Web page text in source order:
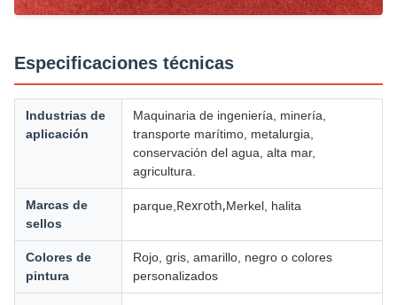
Especificaciones técnicas
Industrias de
aplicación
Maquinaria de ingeniería, minería,
transporte marítimo, metalurgia,
conservación del agua, alta mar,
agricultura.
Marcas de
sellos
parque, Rexroth,Merkel, halita
Colores de
pintura
Rojo, gris, amarillo, negro o colores
personalizados